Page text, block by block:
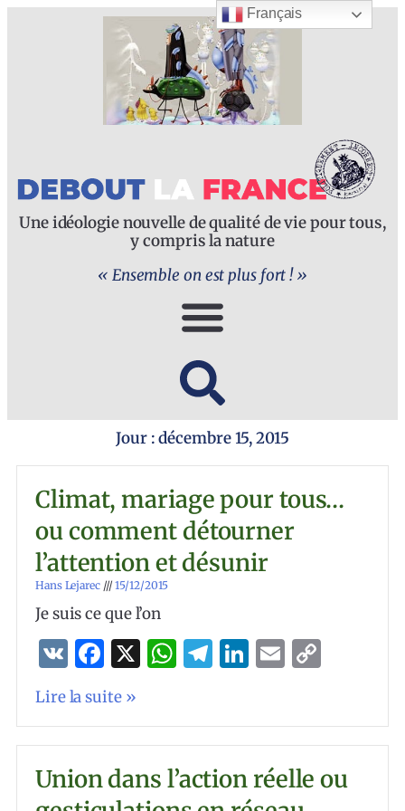
Une idéologie nouvelle de qualité de vie pour tous,
y compris la nature
« Ensemble on est plus fort ! »
Jour : décembre 15, 2015
Climat, mariage pour tous…
ou comment détourner
l’attention et désunir
Hans Lejarec 15/12/2015
Je suis ce que l’on
VK Facebook
X WhatsApp
Telegram
LinkedIn
Email
Lire la suite »
Union dans l’action réelle ou
Français